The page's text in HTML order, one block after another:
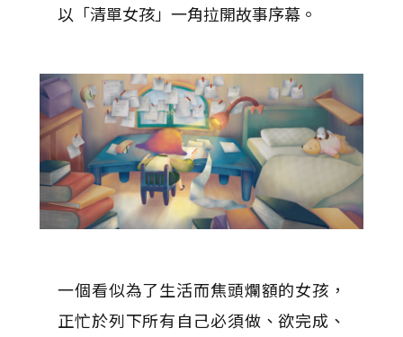
以「清單女孩」一角拉開故事序幕。
一個看似為了生活而焦頭爛額的女孩，
正忙於列下所有自己必須做、欲完成、